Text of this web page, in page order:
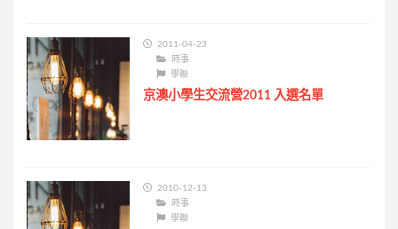
2011-04-23
時事
學聯
京澳小學生交流營2011 入選名單
2010-12-13
時事
學聯